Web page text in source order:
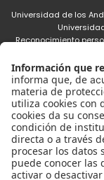
Universidad de los
Reconocimiento
Con el